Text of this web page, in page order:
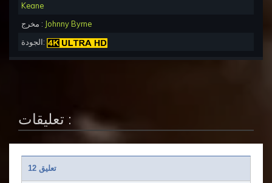
Keane
مخرج : Johnny Byrne
الجودة:
تعليقات :
12 تعليق